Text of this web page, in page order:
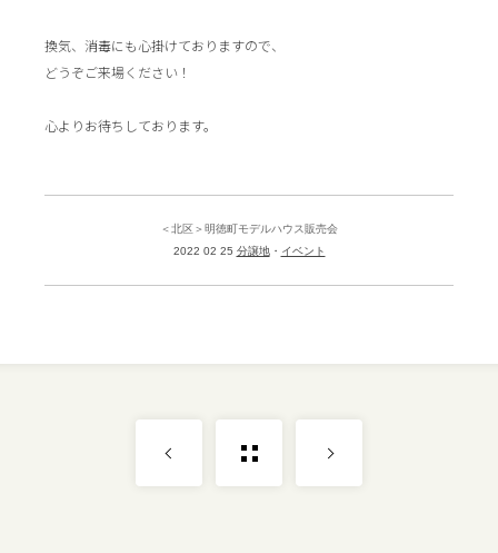
換気、消毒にも心掛けておりますので、
どうぞご来場ください！
心よりお待ちしております。
＜北区＞明徳町モデルハウス販売会
2022 02 25 分譲地 イベント